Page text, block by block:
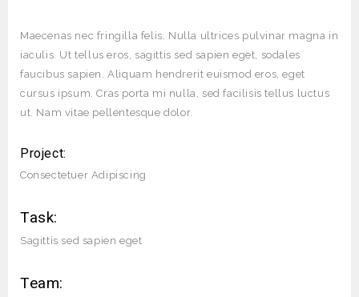
Maecenas nec fringilla felis. Nulla ultrices pulvinar magna in
iaculis. Ut tellus eros, sagittis sed sapien eget, sodales
faucibus sapien. Aliquam hendrerit euismod eros, eget
cursus ipsum. Cras porta mi nulla, sed facilisis tellus luctus
ut. Nam vitae pellentesque dolor.
Project:
Consectetuer Adipiscing
Task:
Sagittis sed sapien eget
Team: